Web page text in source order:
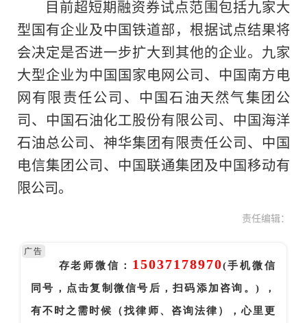
目前超短期融资券试点范围包括九家大
型国有企业及中国铁道部，根据试点结果将
会决定是否进一步扩大到其他的企业。九家
大型企业为中国国家电网公司、中国南方电
网有限责任公司、中国石油天然气集团公
司、中国石油化工股份有限公司、中国海洋
石油总公司、神华集团有限责任公司、中国
电信集团公司、中国联通集团及中国移动有
限公司。
责任编辑：
存老师微信： 15037178970(手机微信
同号，点击复制微信号后，扫码添加咨询。) ，
有不时之需时候（找律师、咨询法律），心里更
广告